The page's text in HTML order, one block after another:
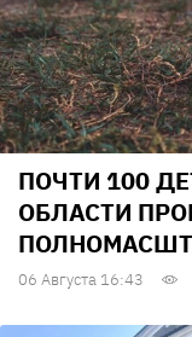
ПОЧТИ 100
ОБЛАСТИ
06 Августа 16:43